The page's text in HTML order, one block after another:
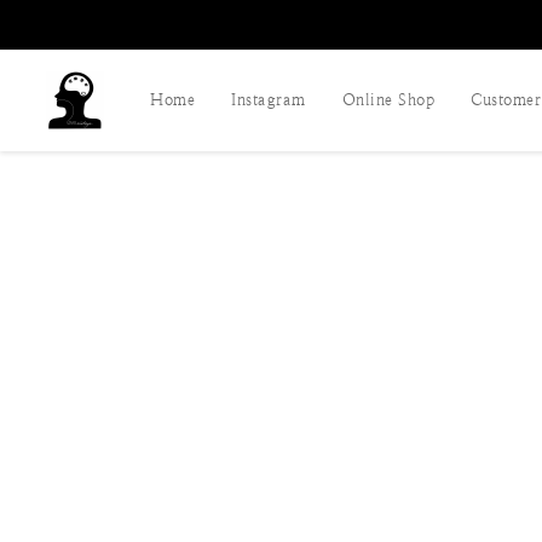
Home Instagram Online Shop